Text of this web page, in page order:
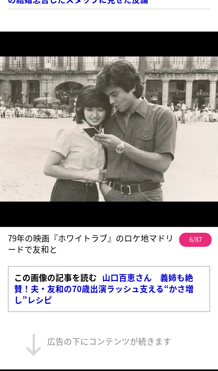
79年の映画『ホワイトラブ』のロケ地マドリ
ードで友和と
6/87
この画像の記事を読む 山口百恵さん 義姉も絶
賛！夫・友和の70歳出演ラッシュ支える“かさ増
し”レシピ
広告の下にコンテンツが続きます